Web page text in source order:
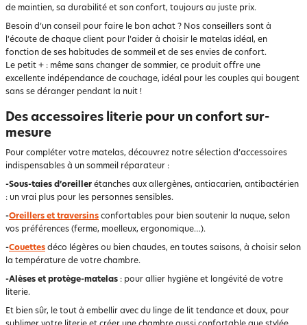
de maintien, sa durabilité et son confort, toujours au juste prix.
Besoin d’un conseil pour faire le bon achat ? Nos conseillers sont à
l’écoute de chaque client pour l’aider à choisir le matelas idéal, en
fonction de ses habitudes de sommeil et de ses envies de confort.
Le petit + : même sans changer de sommier, ce produit offre une
excellente indépendance de couchage, idéal pour les couples qui bougent
sans se déranger pendant la nuit !
Des accessoires literie pour un confort sur-
mesure
Pour compléter votre matelas, découvrez notre sélection d’accessoires
indispensables à un sommeil réparateur :
-Sous-taies d’oreiller étanches aux allergènes, antiacarien, antibactérien
: un vrai plus pour les personnes sensibles.
-Oreillers et traversins confortables pour bien soutenir la nuque, selon
vos préférences (ferme, moelleux, ergonomique…).
-Couettes déco légères ou bien chaudes, en toutes saisons, à choisir selon
la température de votre chambre.
-Alèses et protège-matelas : pour allier hygiène et longévité de votre
literie.
Et bien sûr, le tout à embellir avec du linge de lit tendance et doux, pour